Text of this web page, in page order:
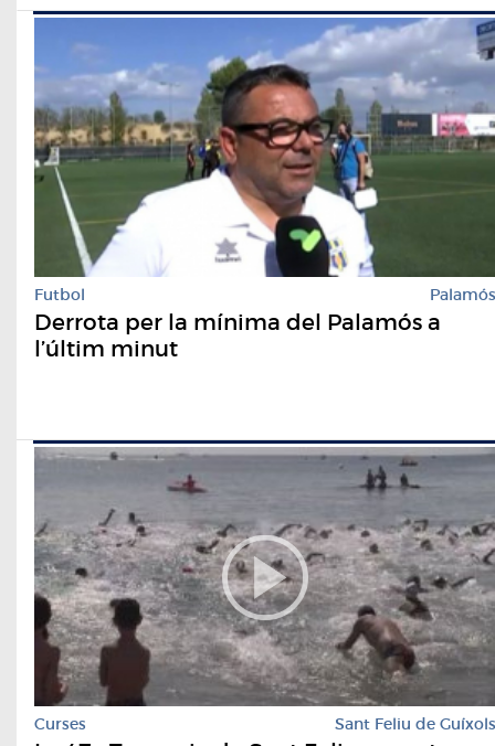
Futbol Palamós
Derrota per la mínima del Palamós a
l’últim minut
Curses Sant Feliu de Guíxols